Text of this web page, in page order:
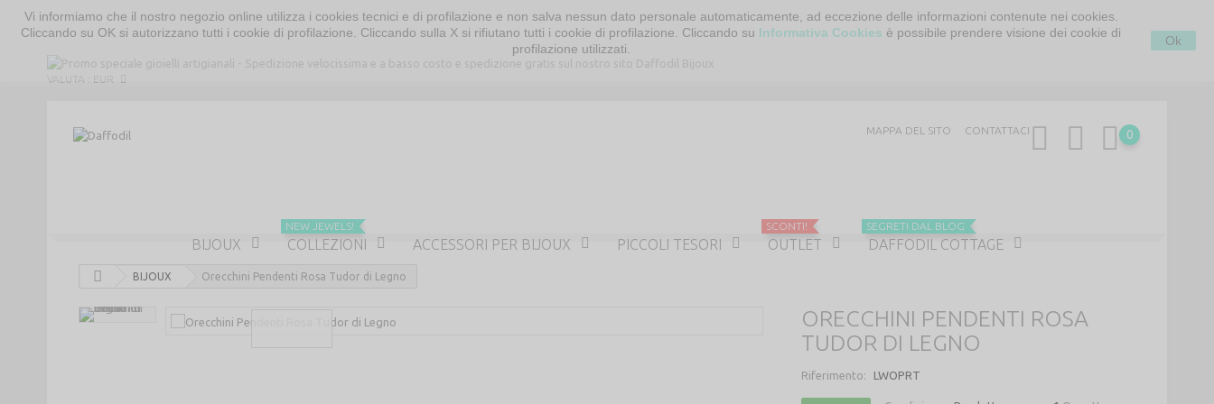
VALUTA : EUR
BIJOUX COLLEZIONI
NEW JEWELS!
ACCESSORI PER BIJOUX PICCOLI TESORI OUTLET
SCONTI!
DAFFODIL COTTAGE
SEGRETI DAL BLOG
0
CONTATTACI
MAPPA DEL SITO
BIJOUX Orecchini Pendenti Rosa Tudor di Legno
ORECCHINI PENDENTI ROSA
TUDOR DI LEGNO
Riferimento: LWOPRT
Vi informiamo che il nostro negozio online utilizza i cookies tecnici e di profilazione e non salva nessun dato personale automaticamente, ad eccezione delle informazioni contenute nei cookies.
Cliccando su OK si autorizzano tutti i cookie di profilazione. Cliccando sulla X si rifiutano tutti i cookie di profilazione. Cliccando su Informativa Cookies è possibile prendere visione dei cookie di
profilazione utilizzati.
Ok